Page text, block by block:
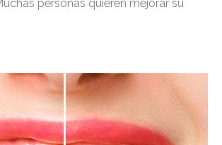
personas quieren mejorar su